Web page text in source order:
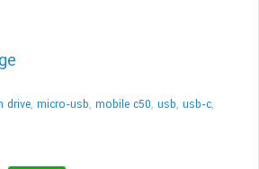
drive, micro-usb, mobile c50, usb, usb-c,